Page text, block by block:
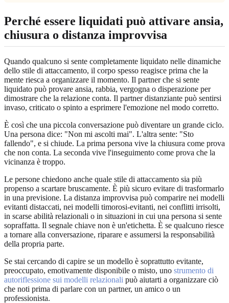
Perché essere liquidati può attivare ansia,
chiusura o distanza improvvisa
Quando qualcuno si sente completamente liquidato nelle dinamiche
dello stile di attaccamento, il corpo spesso reagisce prima che la
mente riesca a organizzare il momento. Il partner che si sente
liquidato può provare ansia, rabbia, vergogna o disperazione per
dimostrare che la relazione conta. Il partner distanziante può sentirsi
invaso, criticato o spinto a esprimere l'emozione nel modo corretto.
È così che una piccola conversazione può diventare un grande ciclo.
Una persona dice: "Non mi ascolti mai". L'altra sente: "Sto
fallendo", e si chiude. La prima persona vive la chiusura come prova
che non conta. La seconda vive l'inseguimento come prova che la
vicinanza è troppo.
Le persone chiedono anche quale stile di attaccamento sia più
propenso a scartare bruscamente. È più sicuro evitare di trasformarlo
in una previsione. La distanza improvvisa può comparire nei modelli
evitanti distaccati, nei modelli timorosi-evitanti, nei conflitti irrisolti,
in scarse abilità relazionali o in situazioni in cui una persona si sente
sopraffatta. Il segnale chiave non è un'etichetta. È se qualcuno riesce
a tornare alla conversazione, riparare e assumersi la responsabilità
della propria parte.
Se stai cercando di capire se un modello è soprattutto evitante,
preoccupato, emotivamente disponibile o misto, uno strumento di
autoriflessione sui modelli relazionali può aiutarti a organizzare ciò
che noti prima di parlare con un partner, un amico o un
professionista.